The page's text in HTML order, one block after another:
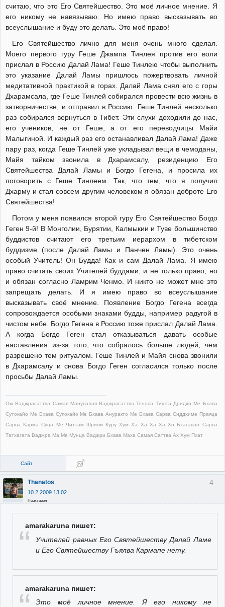
считаю, что это Его Святейшество. Это моё личное мнение. Я
его никому не навязываю. Но имею право высказывать во
всеуслышание и буду это делать. Это моё право!
Его Святейшество лично для меня очень много сделал.
Моего первого гуру Геше Джампа Тинлея против его воли
прислал в Россию Далай Лама! Геше Тинлею чтобы выполнить
это указание Далай Ламы пришлось пожертвовать личной
медитативной практикой в горах. Далай Лама снял его с горы
Дхарамсала, где Геше Тинлей собирался провести всю жизнь в
затворничестве, и отправил в Россию. Геше Тинлей несколько
раз собирался вернуться в Тибет. Эти слухи доходили до нас,
его учеников, не от Геше, а от его переводчицы Майи
Малыгиной. И каждый раз его останавливал Далай Лама! Даже
пару раз, когда Геше Тинлей уже укладывал вещи в чемоданы,
Майя тайком звонила в Дхарамсалу, резиденцию Его
Святейшества Далай Ламы и Богдо Гегена, и просила их
поговорить с Геше Тинлеем. Так, что тем, что я получил
Дхарму и стал совсем другим человеком я обязан доброте Его
Святейшества!
Потом у меня появился второй гуру Его Святейшество Богдо
Геген 9-й! В Монголии, Бурятии, Калмыкии и Туве большинство
буддистов считают его третьим иерархом в тибетском
буддизме (после Далай Ламы и Панчен Ламы). Это очень
особый Учитель! Он Будда! Как и сам Далай Лама. Я имею
право считать своих Учителей буддами; и не только право, но
и обязан согласно Ламрим Ченмо. И никто не может мне это
запрещать делать. И я имею право во всеуслышание
высказывать своё мнение. Появление Богдо Гегена всегда
сопровождается особыми знаками будды, например радугой в
чистом небе. Богдо Гегена в Россию тоже прислал Далай Лама.
А когда Богдо Геген стал отказываться давать особые
наставления из-за того, что собралось больше людей, чем
разрешено тем ритуалом. Геше Тинлей и Майя снова звонили
в Дхарамсалу и снова Богдо Геген согласился только после
просьбы Далай Ламы.
Ом Ваджрасаттва Самая Манупалая Ваджрасаттва Тенопа Тишта Дридхо Ме Бхава
Сутокайо Ме Бхава Супокайо Ме Бхава Ануракто Ме Бхава Сарва Сиддхиме Праяца
Сарва Карма Суца Ме Читтам Шриям Куру Хум Ха Ха Ха Ха Хо Бхагаван Сарва
Татхагата Ваджра Ма Ме Мунца Ваджри Бхава Маха Самая Саттва Ах Хум Пхат
Сайт
4
Thanatos
10.2.2009 13:02
Неактивен
amarakaruna пишет:
Учителей равных Его Святейшеству Далай Ламе
и Его Святейшеству Гъялва Кармапе нету.
amarakaruna пишет:
Это моё личное мнение. Я его никому не